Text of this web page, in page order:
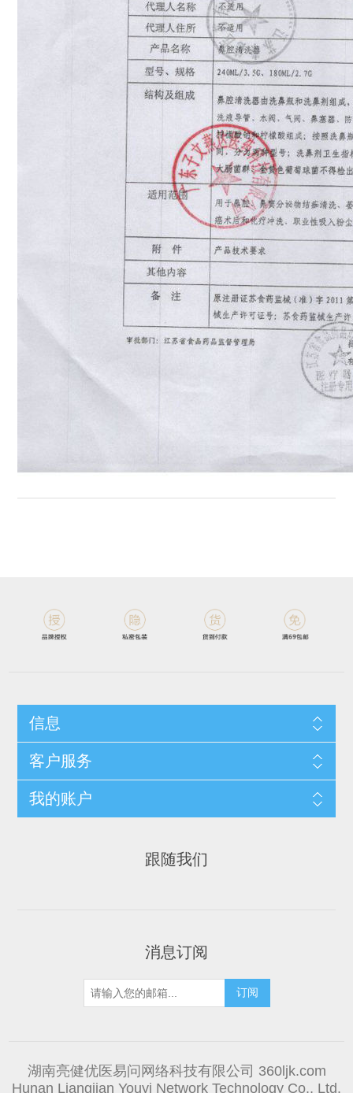
信息
客户服务
我的账户
跟随我们
消息订阅
湖南亮健优医易问网络科技有限公司 360ljk.com
Hunan Liangjian Youyi Network Technology Co., Ltd.